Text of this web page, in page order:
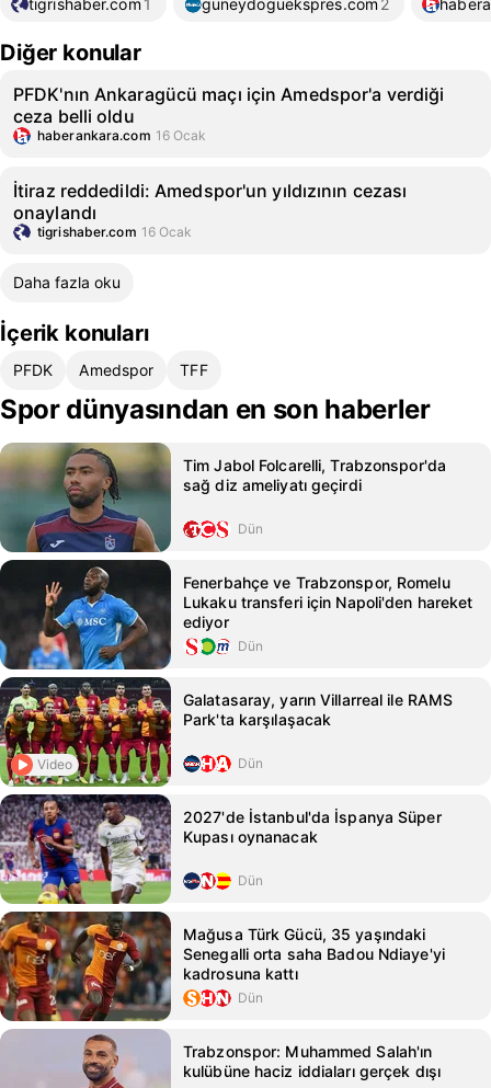
tigrishaber.com 1 guneydoguekspres.com 2
Diğer konular
PFDK'nın Ankaragücü maçı için Amedspor'a verdiği
ceza belli oldu
haberankara.com 16 Ocak
İtiraz reddedildi: Amedspor'un yıldızının cezası
onaylandı
tigrishaber.com 16 Ocak
Daha fazla oku
İçerik konuları
PFDK Amedspor TFF
Spor dünyasından en son haberler
Tim Jabol Folcarelli, Trabzonspor'da
sağ diz ameliyatı geçirdi
Dün
Fenerbahçe ve Trabzonspor, Romelu
Lukaku transferi için Napoli'den hareket
ediyor
Dün
Video
Galatasaray, yarın Villarreal ile RAMS
Park'ta karşılaşacak
Dün
2027'de İstanbul'da İspanya Süper
Kupası oynanacak
Dün
Mağusa Türk Gücü, 35 yaşındaki
Senegalli orta saha Badou Ndiaye'yi
kadrosuna kattı
Dün
Trabzonspor: Muhammed Salah'ın
kulübüne haciz iddiaları gerçek dışı